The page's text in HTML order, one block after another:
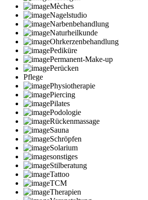
Mèches
Nagelstudio
Narbenbehandlung
Naturheilkunde
Ohrkerzenbehandlung
Pediküre
Permanent-Make-up
Perücken
Pflege
Physiotherapie
Piercing
Pilates
Podologie
Rückenmassage
Sauna
Schröpfen
Solarium
sonstiges
Stilberatung
Tattoo
TCM
Therapien